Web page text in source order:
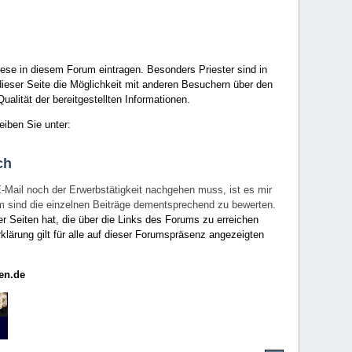
in diesem Forum eintragen. Besonders Priester sind in
Seite die Möglichkeit mit anderen Besuchern über den
der bereitgestellten Informationen.
Sie unter:
noch der Erwerbstätigkeit nachgehen muss, ist es mir
die einzelnen Beiträge dementsprechend zu bewerten.
Seiten hat, die über die Links des Forums zu erreichen
gilt für alle auf dieser Forumspräsenz angezeigten